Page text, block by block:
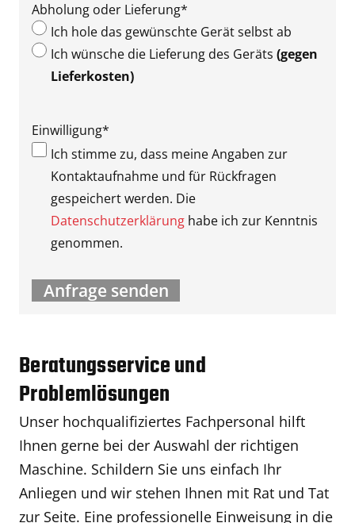
Abholung oder Lieferung*
Ich hole das gewünschte Gerät selbst ab
Ich wünsche die Lieferung des Geräts (gegen
Lieferkosten)
Einwilligung*
Ich stimme zu, dass meine Angaben zur
Kontaktaufnahme und für Rückfragen
gespeichert werden. Die
Datenschutzerklärunghabe ich zur Kenntnis
genommen.
Beratungsservice und
Problemlösungen
Unser hochqualifiziertes Fachpersonal hilft
Ihnen gerne bei der Auswahl der richtigen
Maschine. Schildern Sie uns einfach Ihr
Anliegen und wir stehen Ihnen mit Rat und Tat
zur Seite. Eine professionelle Einweisung in die